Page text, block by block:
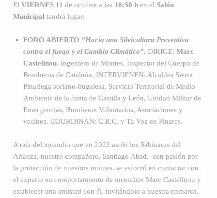
El VIERNES 11 de octubre a las 18:30 hen el Salón
Municipal tendrá lugar:
FORO ABIERTO “Hacia una Silvicultura Preventiva
contra el fuego y el Cambio Climático”. DIRIGE: Marc
Castellnou. Ingeniero de Montes. Inspector del Cuerpo de
Bomberos de Cataluña. INTERVIENEN: Alcaldes Sierra
Pinariega soriano-bugalesa, Servicio Territorial de Medio
Ambiente de la Junta de Castilla y León, Unidad Militar de
Emergencias, Bomberos Voluntarios, Asociaciones y
vecinos. COORDINAN: C.R.C. y Tu Voz en Pinares.
A raíz del incendio que en 2022 asoló los Sabinares del
Arlanza, nuestro compañero, Santiago Abad, con pasión por
la protección de nuestros montes, se esforzó en contactar con
el experto en comportamiento de incendios Marc Castellnou y
establecer una amistad con él, invitándolo a nuestra comarca.